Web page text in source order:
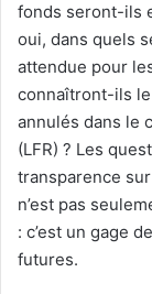
fonds seront-ils
oui, dans quels
attendue pour
connaîtront-ils le
annulés dans le
(LFR) ? Les
transparence
n’est pas
: c’est un gage
futures.